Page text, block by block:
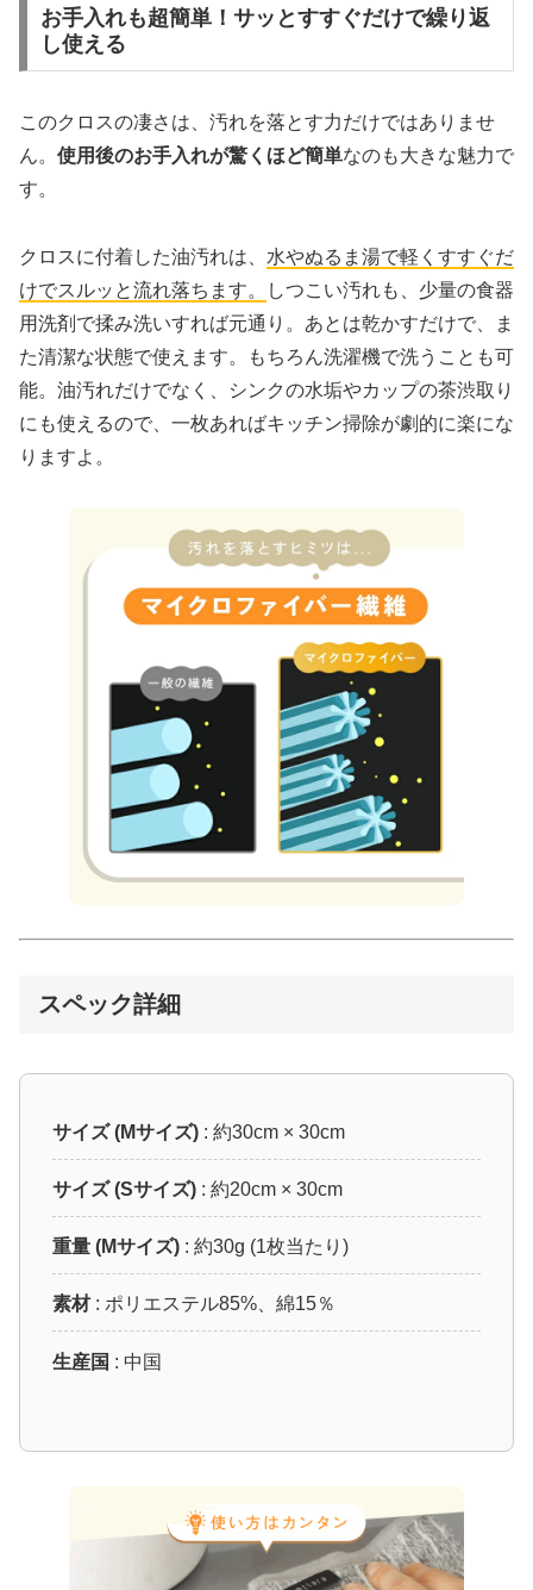
お手入れも超簡単！サッとすすぐだけで繰り返
し使える
このクロスの凄さは、汚れを落とす力だけではありませ
ん。 使用後のお手入れが驚くほど簡単なのも大きな魅力で
す。
クロスに付着した油汚れは、 水やぬるま湯で軽くすすぐだ
けでスルッと流れ落ちます。
しつこい汚れも、少量の食器
用洗剤で揉み洗いすれば元通り。あとは乾かすだけで、ま
た清潔な状態で使えます。もちろん洗濯機で洗うことも可
能。油汚れだけでなく、シンクの水垢やカップの茶渋取り
にも使えるので、一枚あればキッチン掃除が劇的に楽にな
りますよ。
スペック詳細
サイズ (Mサイズ) : 約30cm × 30cm
サイズ (Sサイズ) : 約20cm × 30cm
重量 (Mサイズ) : 約30g (1枚当たり)
素材: ポリエステル85%、綿15％
生産国 : 中国